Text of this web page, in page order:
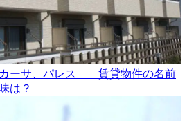
ーサ、パレス――賃貸物件の名前
は？